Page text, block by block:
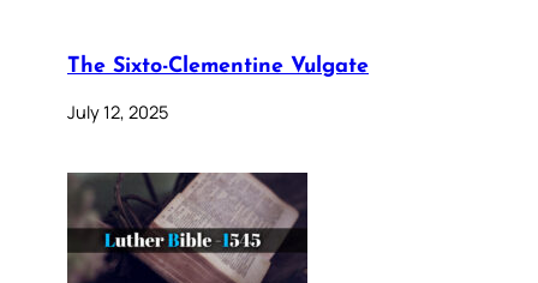
The Sixto-Clementine Vulgate
July 12, 2025